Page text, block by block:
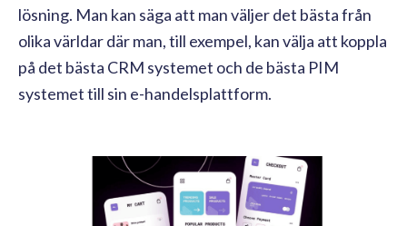
lösning. Man kan säga att man väljer det bästa från
olika världar där man, till exempel, kan välja att koppla
på det bästa CRM systemet och de bästa PIM
systemet till sin e-handelsplattform.